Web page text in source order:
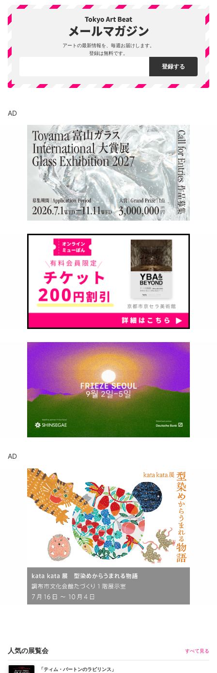
アートの最新情報を、毎週お届けします。
登録は無料です。
AD
AD
人気の展覧会 すべて見る
「ティム・バートンのラビリンス」